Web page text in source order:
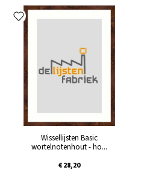
Wissellijsten Basic
wortelnotenhout - ho...
€ 28,20